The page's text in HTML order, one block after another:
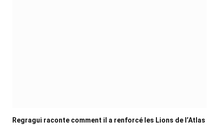
Regragui raconte comment il a renforcé les Lions de l’Atlas